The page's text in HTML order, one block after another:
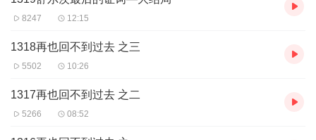
8247 12:15
1318再也回不到过去 之三
5502 10:26
1317再也回不到过去 之二
5266 08:52